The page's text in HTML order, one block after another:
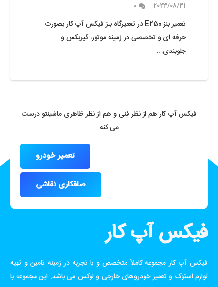
2023/08/31
0
تعمیر بنز E250 در تعمیرگاه بنز فیکس آپ کار بصورت
حرفه ای و تخصصی در زمینه موتور، گیربکس و
جلوبندی…
فیکس آپ کار هم از نظر فنی و هم از نظر ظاهری ماشینتو درست
می کنه
تعمیر خودرو
صافکاری نقاشی
فیکس آپ کار
فیکس آپ کار مجموعه کاملاً متخصص و با تجربه در زمینه تامین و تهیه
لوازم استوک و تعمیر خودروهای خارجی و لوکس می باشد. این مجموعه با